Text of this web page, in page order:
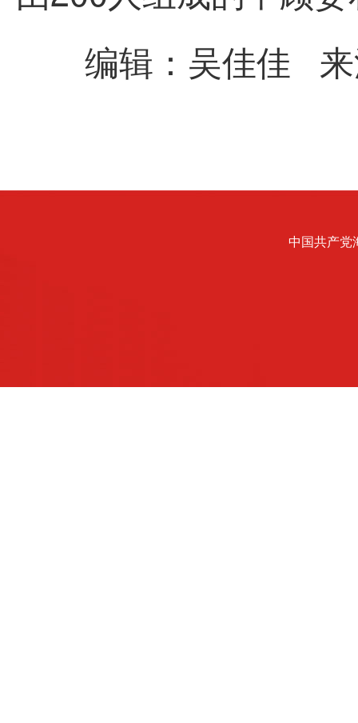
编辑：吴佳佳 来
中国共产党